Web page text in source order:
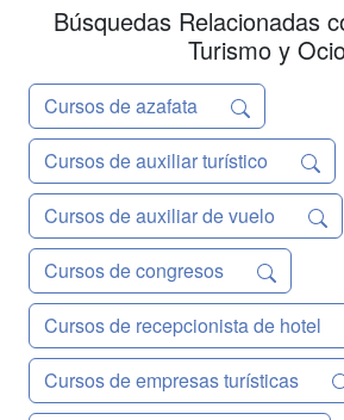
principales
forma...
Búsquedas Relacionadas
Turismo y
Cursos de azafata
Cursos de auxiliar turístico
Cursos de auxiliar de vuelo
Cursos de congresos
Cursos de recepcionista de hotel
Cursos de empresas turísticas